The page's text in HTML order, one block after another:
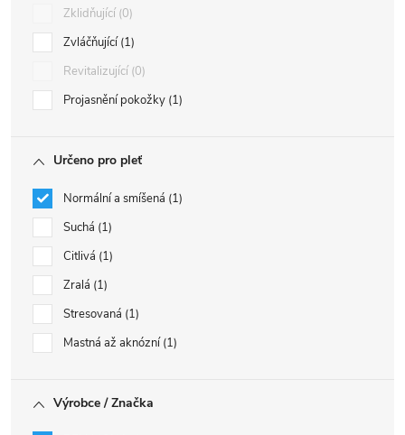
Zklidňující 0
Zvláčňující 1
Revitalizující 0
Projasnění pokožky 1
Určeno pro pleť
Normální a smíšená 1
Suchá 1
Citlivá 1
Zralá 1
Stresovaná 1
Mastná až aknózní 1
Výrobce / Značka